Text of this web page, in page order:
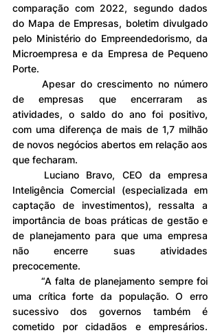
comparação com 2022, segundo dados
do Mapa de Empresas, boletim divulgado
pelo Ministério do Empreendedorismo, da
Microempresa e da Empresa de Pequeno
Porte.
	Apesar do crescimento no número
de empresas que encerraram as
atividades, o saldo do ano foi positivo,
com uma diferença de mais de 1,7 milhão
de novos negócios abertos em relação aos
que fecharam.
Inteligência Comercial (especializada em
captação de investimentos), ressalta a
importância de boas práticas de gestão e
de planejamento para que uma empresa
não encerre suas atividades
precocemente.
uma crítica forte da população. O erro
sucessivo dos governos também é
cometido por cidadãos e empresários.